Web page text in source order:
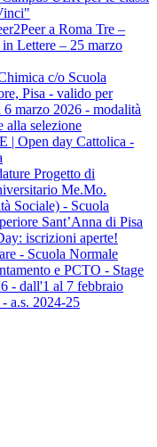
a Roma Tre –
Lettere – 25 marzo
c/o Scuola
Pisa - valido per
marzo 2026 - modalità
alla selezione
| Open day Cattolica -
Progetto di
Me.Mo.
Sociale) - Scuola
Sant’Anna di Pisa
iscrizioni aperte!
- Scuola Normale
e PCTO - Stage
- dall'1 al 7 febbraio
a.s. 2024-25